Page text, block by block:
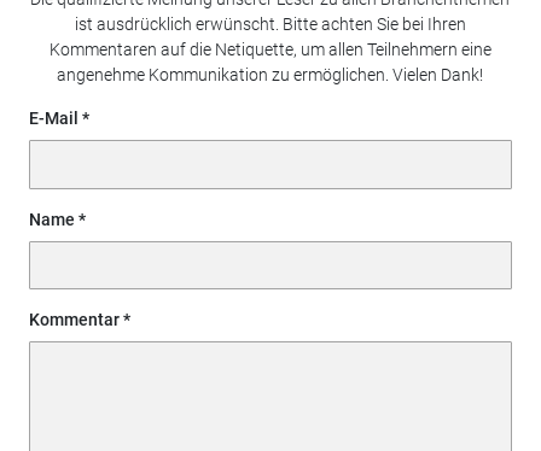
ist ausdrücklich erwünscht. Bitte achten Sie bei Ihren
Kommentaren auf die Netiquette, um allen Teilnehmern eine
angenehme Kommunikation zu ermöglichen. Vielen Dank!
E-Mail
Name
Kommentar